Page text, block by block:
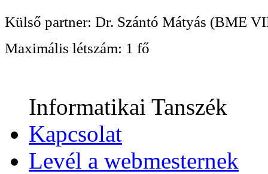
Külső partner: Dr. Szántó Mátyás (BME
Maximális létszám: 1 fő
Informatikai Tanszék
Kapcsolat
Levél a webmesternek